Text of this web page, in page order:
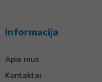
Informacija
Apie mus
Kontaktai